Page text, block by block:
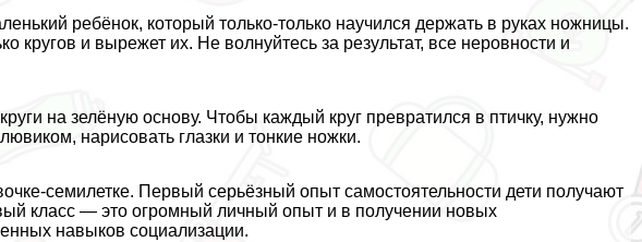
ребёнок, который только-только научился держать в руках ножницы.
кругов и вырежет их. Не волнуйтесь за результат, все неровности и
на зелёную основу. Чтобы каждый круг превратился в птичку, нужно
нарисовать глазки и тонкие ножки.
семилетке. Первый серьёзный опыт самостоятельности дети получают
класс — это огромный личный опыт и в получении новых
навыков социализации.